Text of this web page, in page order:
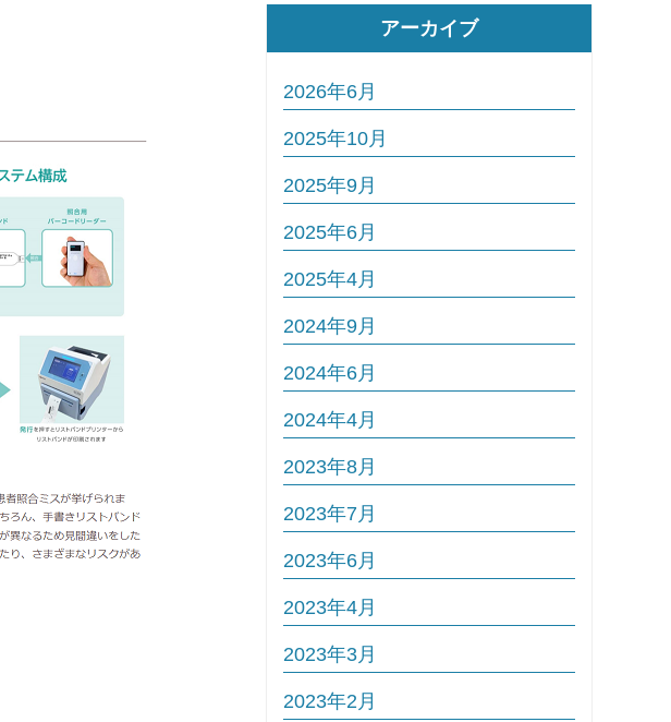
アーカイブ
2026年6月
2025年10月
2025年9月
2025年6月
2025年4月
2024年9月
2024年6月
2024年4月
2023年8月
2023年7月
2023年6月
2023年4月
2023年3月
2023年2月